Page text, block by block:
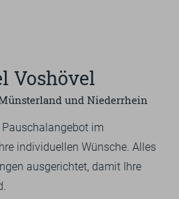
EN
Voshövel
und Niederrhein
im
individuellen Wünsche. Alles
ausgerichtet, damit Ihre